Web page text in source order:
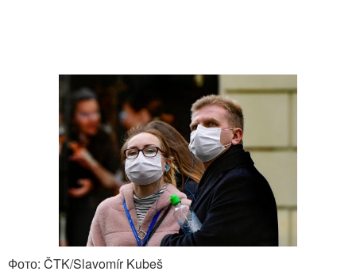
Фото: ČTK/Slavomír Kubeš